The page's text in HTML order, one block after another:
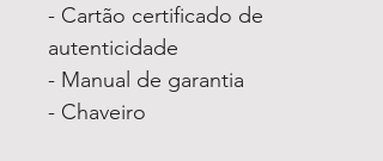
- Cartão certificado de
autenticidade
- Manual de garantia
- Chaveiro